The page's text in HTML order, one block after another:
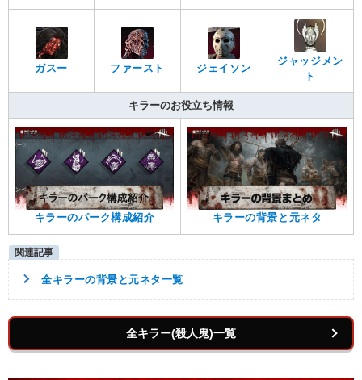
ガスー ファースト ジェイソン
ジャッジメン
ト
キラーのお役立ち情報
キラーのパーク構成紹介 キラーの背景と元ネタ
全キラーの背景と元ネタ一覧
全キラー(殺人鬼)一覧